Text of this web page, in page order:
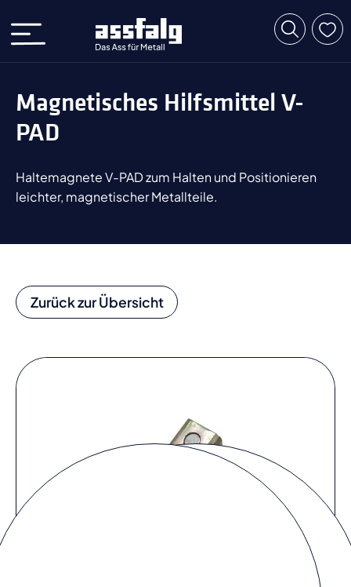
Magnetisches Hilfsmittel V-
PAD
Haltemagnete V-PAD zum Halten und Positionieren
leichter, magnetischer Metallteile.
Zurück zur Übersicht